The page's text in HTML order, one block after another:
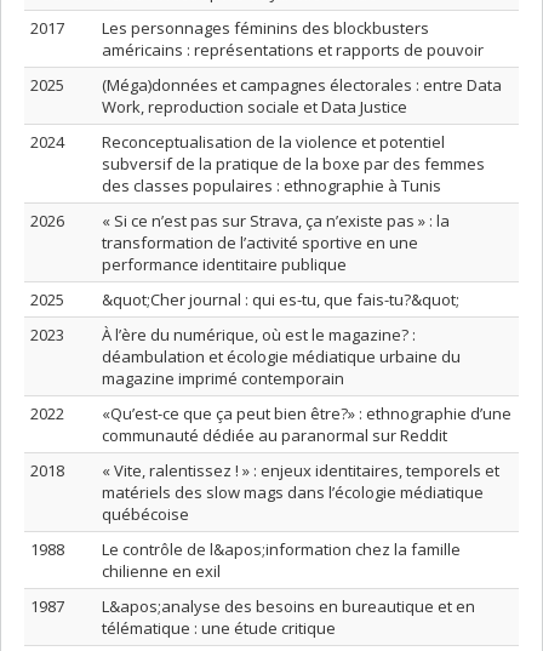
2017
Les personnages féminins des blockbusters
américains : représentations et rapports de pouvoir
2025
(Méga)données et campagnes électorales : entre Data
Work, reproduction sociale et Data Justice
2024
Reconceptualisation de la violence et potentiel
subversif de la pratique de la boxe par des femmes
des classes populaires : ethnographie à Tunis
2026
« Si ce n’est pas sur Strava, ça n’existe pas » : la
transformation de l’activité sportive en une
performance identitaire publique
2025
&quot;Cher journal : qui es-tu, que fais-tu?&quot;
2023
À l’ère du numérique, où est le magazine? :
déambulation et écologie médiatique urbaine du
magazine imprimé contemporain
2022
«Qu’est-ce que ça peut bien être?» : ethnographie d’une
communauté dédiée au paranormal sur Reddit
2018
« Vite, ralentissez ! » : enjeux identitaires, temporels et
matériels des slow mags dans l’écologie médiatique
québécoise
1988
Le contrôle de l&apos;information chez la famille
chilienne en exil
1987
L&apos;analyse des besoins en bureautique et en
télématique : une étude critique